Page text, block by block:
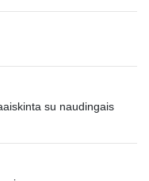
su naudingais